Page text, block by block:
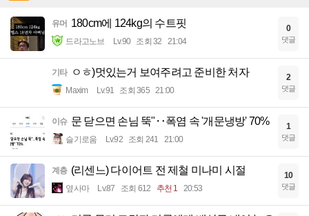
유머 180cm에 124kg의 수트핏
드라고노브 Lv.90 조회 32 21:04
0
댓글
기타 ㅇㅎ)멋있는거 보여주려고 준비한 처자
Maxim Lv.91 조회 365 21:00
2
댓글
이슈 문 닫으면 손님 뚝"‥폭염 속 '개문냉방' 70%
슬기로움 Lv.92 조회 241 21:00
1
댓글
계층 (리센느) 다이어트 전 제철 미나미 시절
옆사마 Lv.87 조회 612 추천 1 20:53
10
댓글